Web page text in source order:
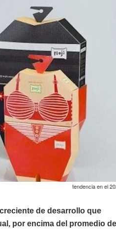
tendencia en el
de desarrollo que
por encima del promedio de